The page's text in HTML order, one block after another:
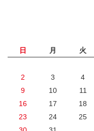
日 月 火
2
3 4
9
10 11
16
17 18
23
24 25